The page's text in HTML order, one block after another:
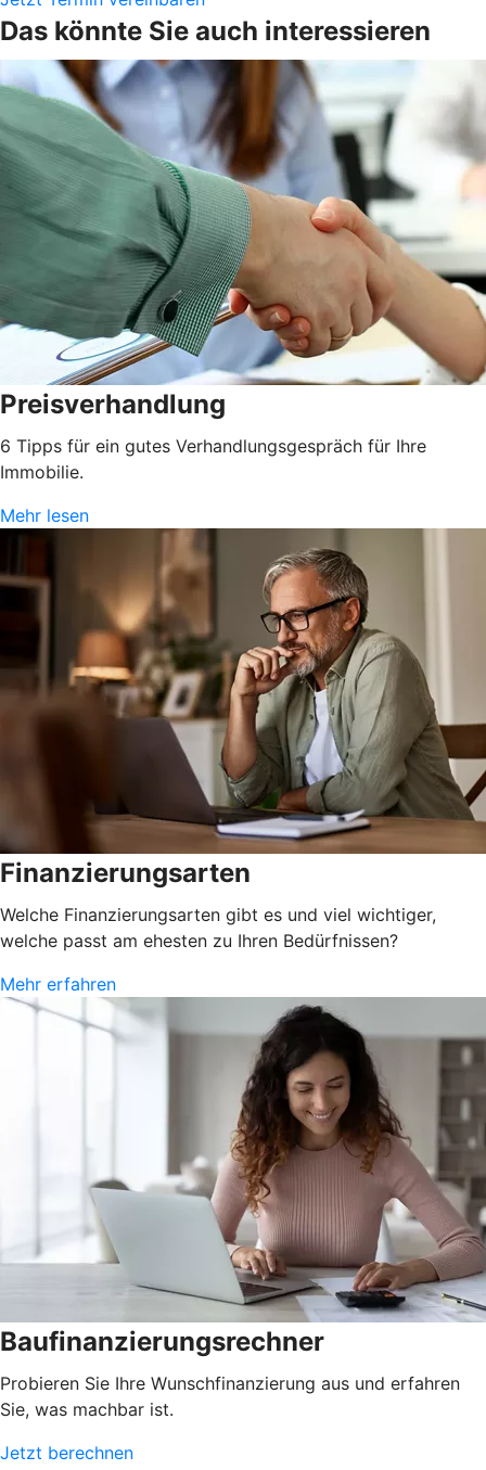
Das könnte Sie auch interessieren
Preisverhandlung
6 Tipps für ein gutes Verhandlungsgespräch für Ihre
Immobilie.
Mehr lesen
Finanzierungsarten
Welche Finanzierungsarten gibt es und viel wichtiger,
welche passt am ehesten zu Ihren Bedürfnissen?
Mehr erfahren
Baufinanzierungsrechner
Probieren Sie Ihre Wunschfinanzierung aus und erfahren
Sie, was machbar ist.
Jetzt berechnen